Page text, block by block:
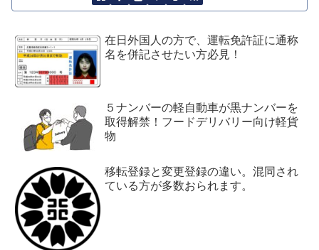
在日外国人の方で、運転免許証に通称
名を併記させたい方必見！
５ナンバーの軽自動車が黒ナンバーを
取得解禁！フードデリバリー向け軽貨
物
移転登録と変更登録の違い。混同され
ている方が多数おられます。